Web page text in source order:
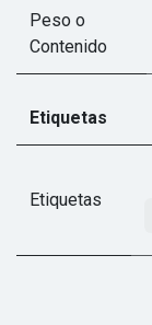
Peso o
Contenido
Etiquetas
Etiquetas